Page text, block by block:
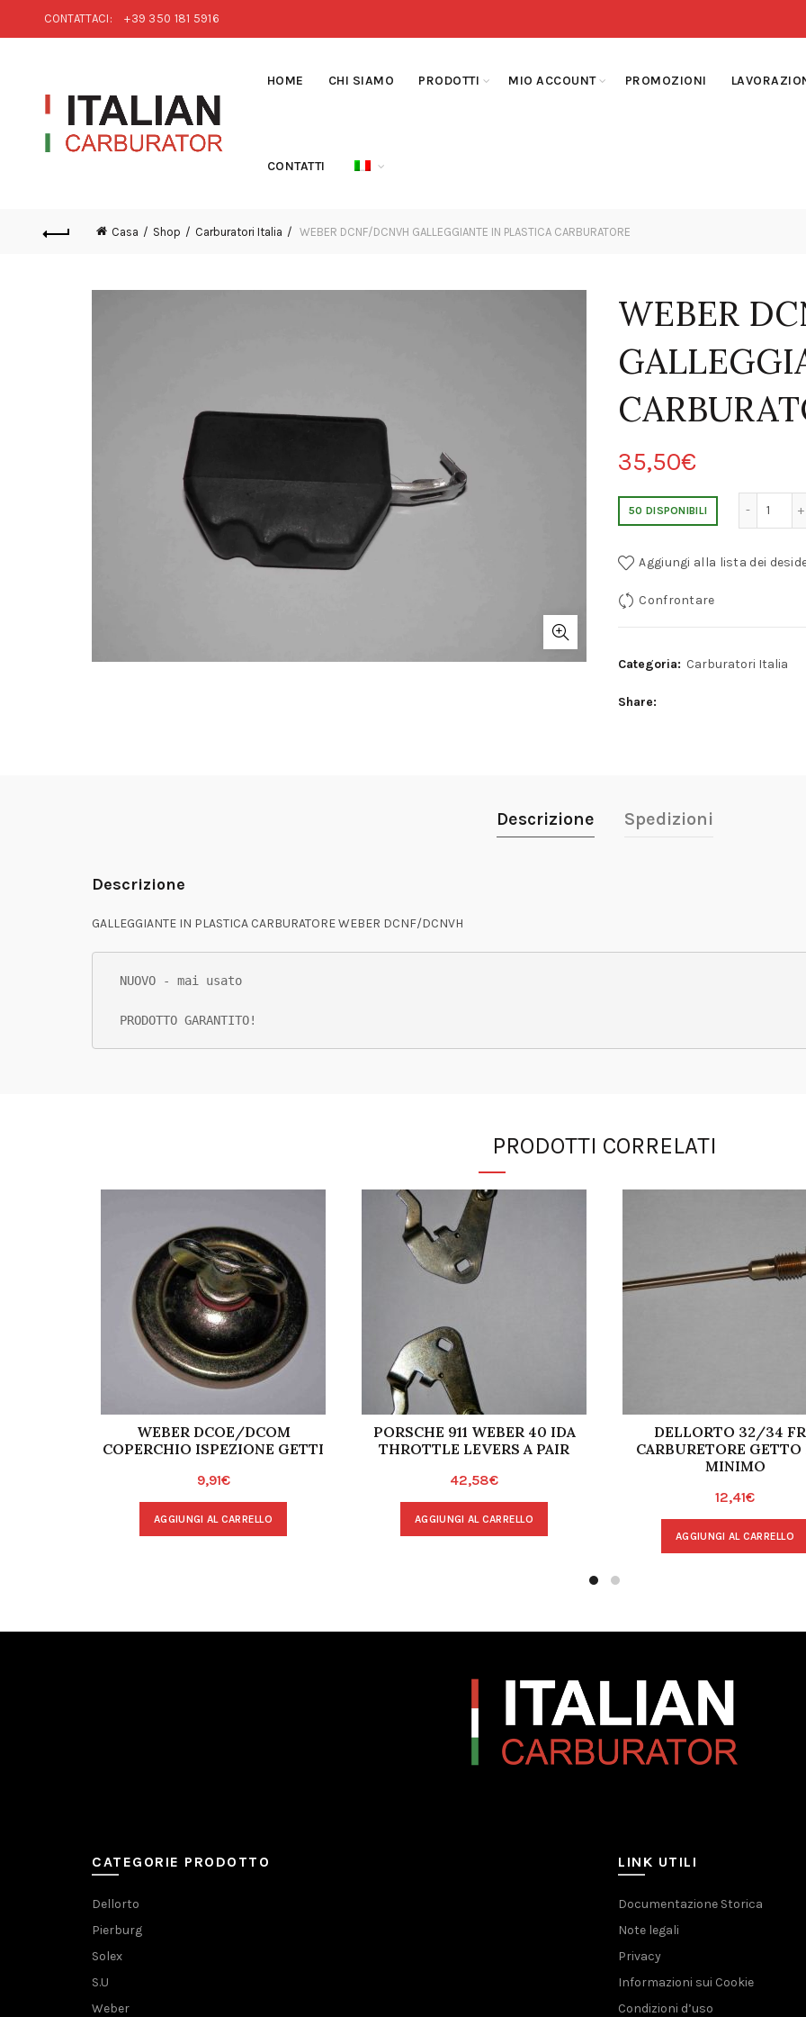
CONTATTACI: +39 350 181 5916
HOME CHI SIAMO PRODOTTI MIO ACCOUNT PROMOZIONI
CONTATTI
Casa Shop Carburatori Italia WEBER DCNF/DCNVH GALLEGGIANTE IN PLASTICA CARBURATORE
WEBER
35,50€
50 DISPONIBILI
WEBER DCNF/DCNVH GALLEGGIANTE IN
Aggiungi alla lista dei
Confrontare
Categoria: Carburatori Italia
Share
Descrizione Spedizioni
Descrizione
GALLEGGIANTE IN PLASTICA CARBURATORE WEBER DCNF/DCNVH
NUOVO - mai usato
PRODOTTO GARANTITO!
PRODOTTI CORRELATI
WEBER DCOE/DCOM
COPERCHIO ISPEZIONE GETTI
9,91€
AGGIUNGI AL CARRELLO
PORSCHE 911 WEBER 40 IDA
THROTTLE LEVERS A PAIR
42,58€
AGGIUNGI AL CARRELLO
DELLORTO 32/34
CARBURETORE GETTO
MINIMO
12,41€
AGGIUNGI AL CARRELLO
CATEGORIE PRODOTTO
Dellorto
Pierburg
Solex
S.U
Weber
LINK UTILI
Documentazione Storica
Note legali
Privacy
Informazioni sui Cookie
Condizioni d’uso